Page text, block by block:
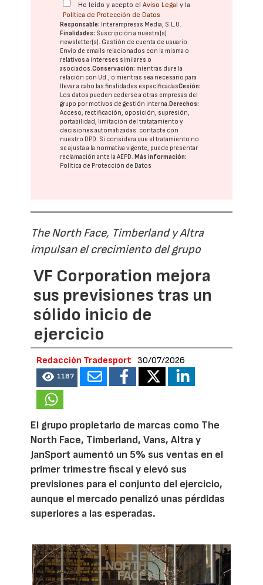
He leído y acepto elAviso Legal y la
Política de Protección de Datos
Responsable: Interempresas Media, S.L.U.
Finalidades: Suscripción a nuestra(s)
newsletter(s). Gestión de cuenta de usuario.
Envío de emails relacionados con la misma o
relativos a intereses similares o
asociados.Conservación: mientras dure la
relación con Ud., o mientras sea necesario para
llevar a cabo las finalidades especificadasCesión:
Los datos pueden cederse a otras empresas del
grupo por motivos de gestión interna. Derechos:
Acceso, rectificación, oposición, supresión,
portabilidad, limitación del tratatamiento y
decisiones automatizadas: contacte con
nuestro DPD. Si considera que el tratamiento no
se ajusta a la normativa vigente, puede presentar
reclamación ante laAEPD. Más información:
Política de Protección de Datos
The North Face, Timberland y Altra
impulsan el crecimiento del grupo
VF Corporation mejora
sus previsiones tras un
sólido inicio de
ejercicio
Redacción Tradesport 30/07/2026
1187
El grupo propietario de marcas como The
North Face, Timberland, Vans, Altra y
JanSport aumentó un 5% sus ventas en el
primer trimestre fiscal y elevó sus
previsiones para el conjunto del ejercicio,
aunque el mercado penalizó unas pérdidas
superiores a las esperadas.